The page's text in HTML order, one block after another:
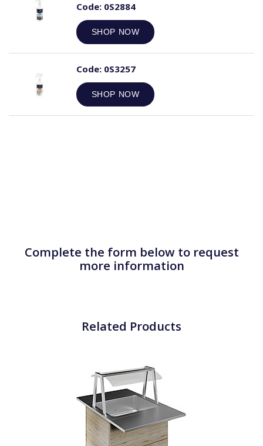
Code:0S2884
SHOP NOW
Code:0S3257
SHOP NOW
Complete the form below to request
more information
Related Products